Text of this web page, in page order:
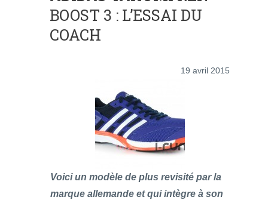
BOOST 3 : L’ESSAI DU
COACH
19 avril 2015
Voici un modèle de plus revisité par la
marque allemande et qui intègre à son